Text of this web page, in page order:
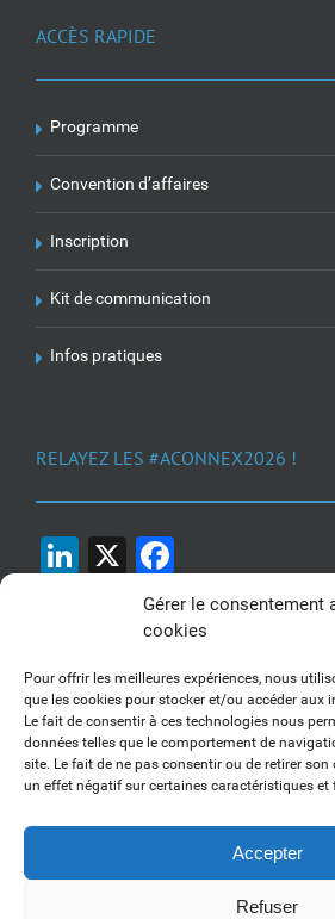
Gérer le consentement
cookies
Pour offrir les meilleures expériences, nous
que les cookies pour stocker et/ou accéder aux
Le fait de consentir à ces technologies nous
données telles que le comportement de
site. Le fait de ne pas consentir ou de retirer
un effet négatif sur certaines caractéristiques et
Accepter
Refuser
ACCÈS RAPIDE
Programme
Convention d’affaires
Inscription
Kit de communication
Infos pratiques
RELAYEZ LES #ACONNEX2026 !
LinkedIn
X
1, 2, 3...
Découvrez nos kits